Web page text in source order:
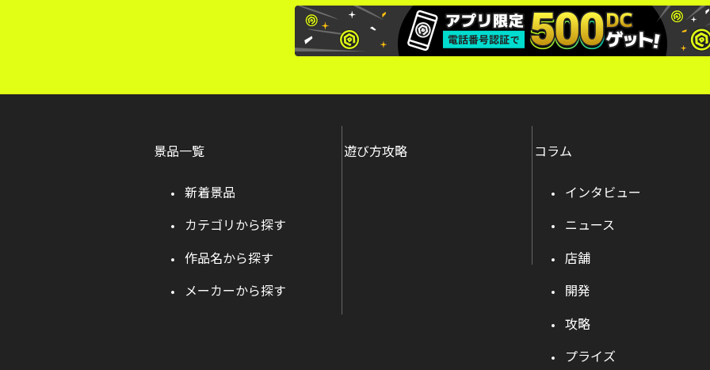
景品一覧
新着景品
カテゴリから探す
作品名から探す
メーカーから探す
遊び方攻略 コラム
インタビュー
ニュース
店舗
開発
攻略
プライズ